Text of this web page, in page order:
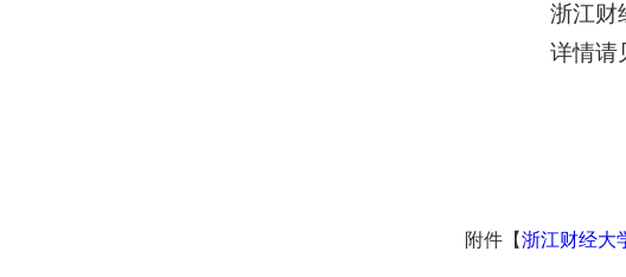
浙江财经
详情请
附件【浙江财经大